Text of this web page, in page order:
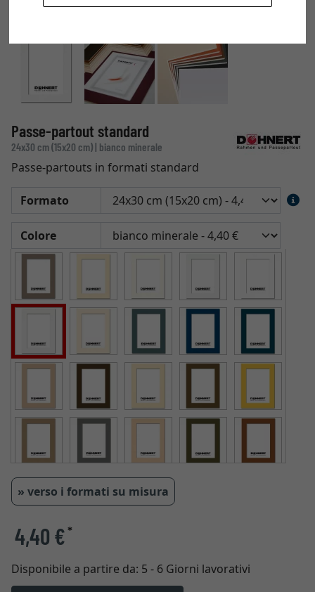
Passe-partout standard
24x30 cm (15x20 cm) | bianco minerale
Passe-partouts in formati standard
Formato
Colore
» verso i formati su misura
4,40 €*
Disponibile a partire da: 5 - 6 Giorni lavorativi